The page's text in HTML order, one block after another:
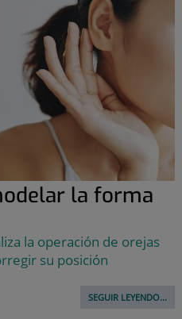
la forma
la operación de orejas
su posición
SEGUIR LEYENDO...